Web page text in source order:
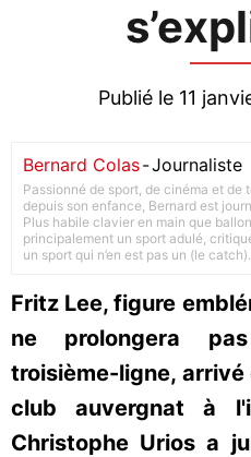
Publié le 11
Bernard Colas-Journaliste
Passionné de sport, de cinéma et de
depuis son enfance, Bernard est
Plus habile clavier en main que
principalement un sport adulé,
un sport qui n’en est pas un (le catch).
Fritz Lee, figure
ne prolongera
troisième-ligne,
club auvergnat à
Christophe Urios a